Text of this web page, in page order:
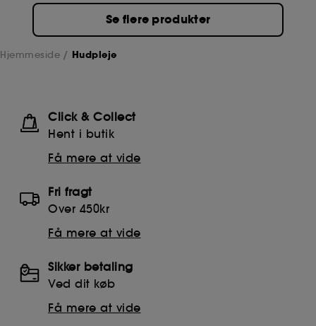
Se flere produkter
Hjemmeside Hudpleje
Click & Collect
Hent i butik
Få mere at vide
Fri fragt
Over 450kr
Få mere at vide
Sikker betaling
Ved dit køb
Få mere at vide